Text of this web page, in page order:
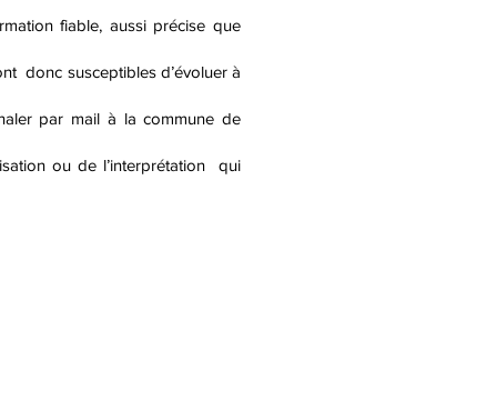
fiable, aussi précise que
donc susceptibles d’évoluer à
par mail à la commune de
ou de l’interprétation qui